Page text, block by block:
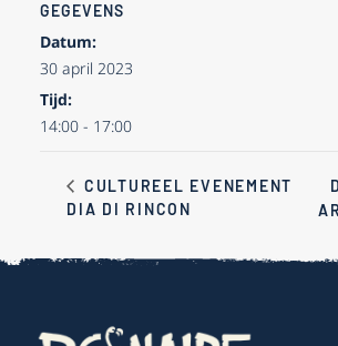
GEGEVENS
Datum:
30 april 2023
Tijd:
14:00 - 17:00
CULTUREEL EVENEMENT
DIA DI RINCON